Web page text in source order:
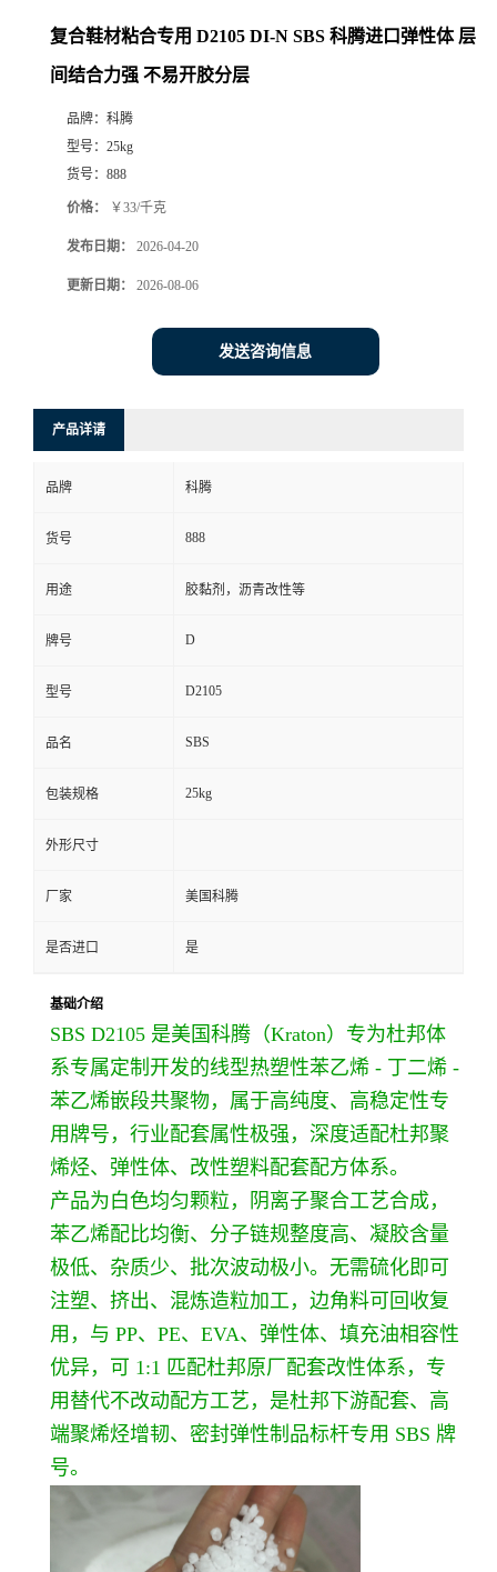
复合鞋材粘合专用 D2105 DI-N SBS 科腾进口弹性体 层
间结合力强 不易开胶分层
品牌： 科腾
型号： 25kg
货号： 888
价格： ￥33/千克
发布日期： 2026-04-20
更新日期： 2026-08-06
发送咨询信息
产品详请
品牌 科腾
货号 888
用途 胶黏剂，沥青改性等
牌号 D
型号 D2105
品名 SBS
包装规格 25kg
外形尺寸
厂家 美国科腾
是否进口 是
基础介绍
SBS D2105 是美国科腾（Kraton）专为杜邦体
系专属定制开发的线型热塑性苯乙烯 - 丁二烯 -
苯乙烯嵌段共聚物，属于高纯度、高稳定性专
用牌号，行业配套属性极强，深度适配杜邦聚
烯烃、弹性体、改性塑料配套配方体系。
产品为白色均匀颗粒，阴离子聚合工艺合成，
苯乙烯配比均衡、分子链规整度高、凝胶含量
极低、杂质少、批次波动极小。无需硫化即可
注塑、挤出、混炼造粒加工，边角料可回收复
用，与 PP、PE、EVA、弹性体、填充油相容性
优异，可 1:1 匹配杜邦原厂配套改性体系，专
用替代不改动配方工艺，是杜邦下游配套、高
端聚烯烃增韧、密封弹性制品标杆专用 SBS 牌
号。